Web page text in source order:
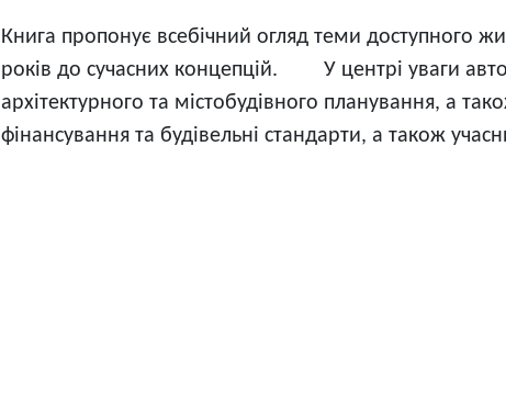
Книга пропонує всебічний огляд теми доступного
років до сучасних концепцій. У центрі уваги
архітектурного та містобудівного планування, а
фінансування та будівельні стандарти, а також